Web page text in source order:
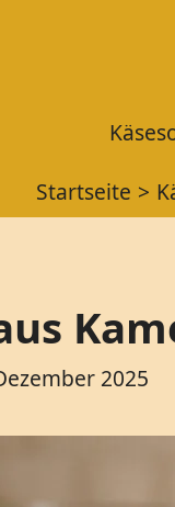
Startseite
2025